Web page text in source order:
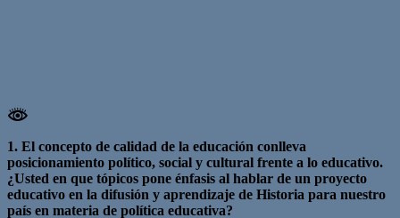
1. El concepto de calidad de la educación conlleva
posicionamiento político, social y cultural frente a lo educativo.
¿Usted en que tópicos pone énfasis al hablar de un proyecto
educativo en la difusión y aprendizaje de Historia para nuestro
país en materia de política educativa?